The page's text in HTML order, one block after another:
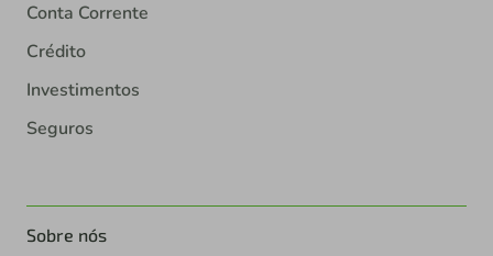
Conta Corrente
Crédito
Investimentos
Seguros
Sobre nós